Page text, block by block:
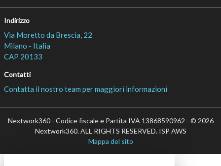
Indirizzo
Via Moretto da Brescia, 22
Milano - Italia
CAP 20133
Contatti
Contatta il nostro team per maggiori informazioni
Nextwork360 - Codice fiscale e Partita IVA 13868590962 - © 2026
Nextwork360. ALL RIGHTS RESERVED. ISP AWS
Mappa del sito